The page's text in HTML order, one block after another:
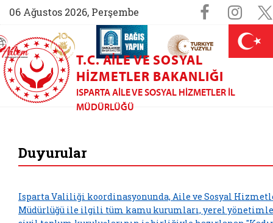
06 Ağustos 2026, Perşembe Sosyal
(yeni sekmede açılır)
AİLEM İletişim Merkezi (yeni sekmede açılır)
Aile ve Nüfus On Yılı (yeni sekmede açılır)
Darülaceze bağış sayfası (yeni
T.C. AILE VE SOSYAL
HIZMETLER BAKANLIĞI
ISPARTA AILE VE SOSYAL HIZMETLER İL
MÜDÜRLÜĞÜ
Isparta Aile ve
Duyurular
Isparta Valiliği koordinasyonunda, Aile ve Sosyal
Müdürlüğü ile ilgili tüm kamu kurumları, yerel